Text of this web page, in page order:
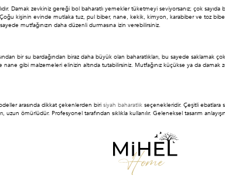
Damak zevkiniz gereği bol baharatlı yemekler tüketmeyi seviyorsanız; çok
kişinin evinde mutlaka tuz, pul biber, nane, kekik, kimyon, karabiber ve toz biber
mutfağınızın daha düzenli durmasına izin verebilirsiniz.
bir su bardağından biraz daha büyük olan baharatlıkları, bu sayede saklamak
gibi malzemeleri elinizin altında tutabilirsiniz. Mutfağınız küçükse ya da
arasında dikkat çekenlerden biri siyah baharatlık seçenekleridir. Çeşitli ebatlara
ömürlüdür. Profesyonel tarafından sıklıkla kullanılır. Geleneksel tasarım